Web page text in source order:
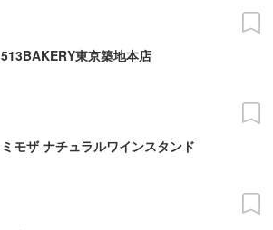
513BAKERY東京築地本店
ミモザ ナチュラルワインスタンド